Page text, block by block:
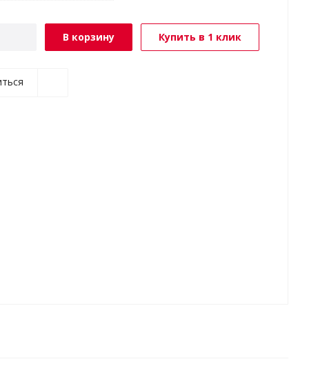
В корзину Купить в 1 клик